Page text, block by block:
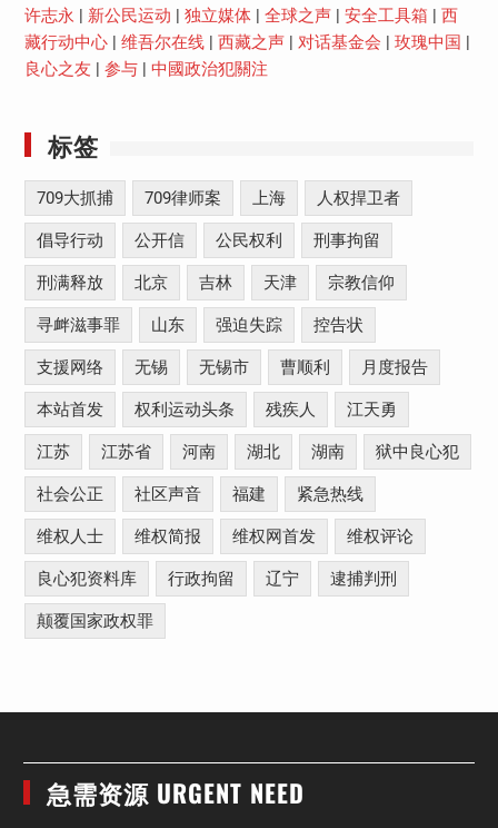
许志永 | 新公民运动 | 独立媒体| 全球之声| 安全工具箱 | 西
藏行动中心| 维吾尔在线| 西藏之声| 对话基金会 | 玫瑰中国 |
良心之友 | 参与| 中國政治犯關注
标签
709大抓捕 709律师案 上海 人权捍卫者
倡导行动 公开信 公民权利 刑事拘留
刑满释放 北京 吉林 天津 宗教信仰
寻衅滋事罪 山东 强迫失踪 控告状
支援网络 无锡 无锡市 曹顺利 月度报告
本站首发 权利运动头条 残疾人 江天勇
江苏 江苏省 河南 湖北 湖南 狱中良心犯
社会公正 社区声音 福建 紧急热线
维权人士 维权简报 维权网首发 维权评论
良心犯资料库 行政拘留 辽宁 逮捕判刑
颠覆国家政权罪
急需资源 URGENT NEED